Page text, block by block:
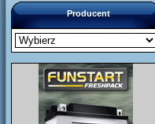
Producent